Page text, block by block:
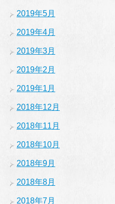
2019年5月
2019年4月
2019年3月
2019年2月
2019年1月
2018年12月
2018年11月
2018年10月
2018年9月
2018年8月
2018年7月